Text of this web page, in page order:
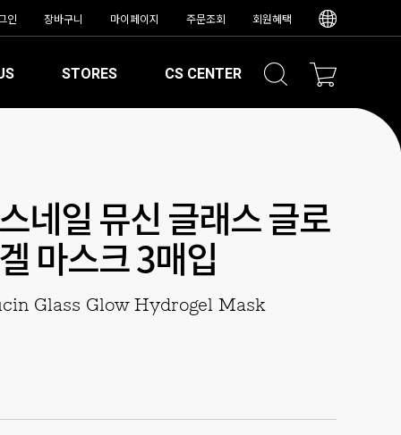
인 장바구니 마이페이지 주문조회 회원혜택
STORES CS CENTER
네일 뮤신 글래스 글로
마스크 3매입
Glass Glow Hydrogel Mask